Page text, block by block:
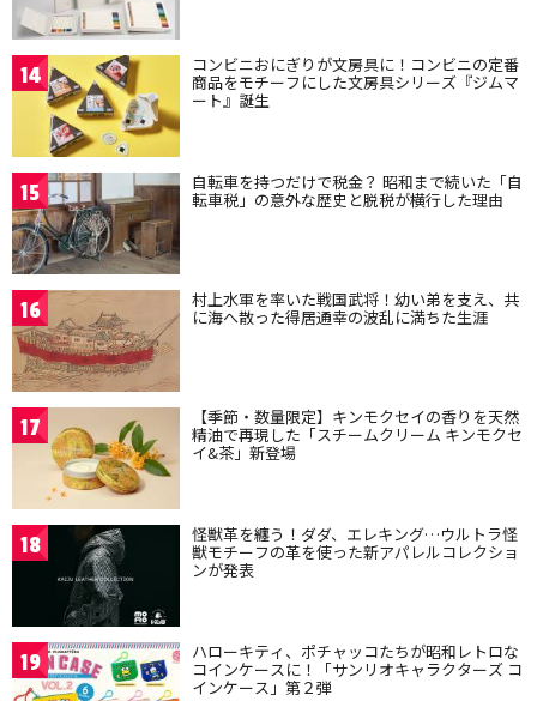
14 コンビニおにぎりが文房具に！コンビニの定番
商品をモチーフにした文房具シリーズ『ジムマ
ート』誕生
15 自転車を持つだけで税金？ 昭和まで続いた「自
転車税」の意外な歴史と脱税が横行した理由
16 村上水軍を率いた戦国武将！幼い弟を支え、共
に海へ散った得居通幸の波乱に満ちた生涯
17 【季節・数量限定】キンモクセイの香りを天然
精油で再現した「スチームクリーム キンモクセ
イ&茶」新登場
18 怪獣革を纏う！ダダ、エレキング…ウルトラ怪
獣モチーフの革を使った新アパレルコレクショ
ンが発表
19 ハローキティ、ポチャッコたちが昭和レトロな
コインケースに！「サンリオキャラクターズ コ
インケース」第２弾